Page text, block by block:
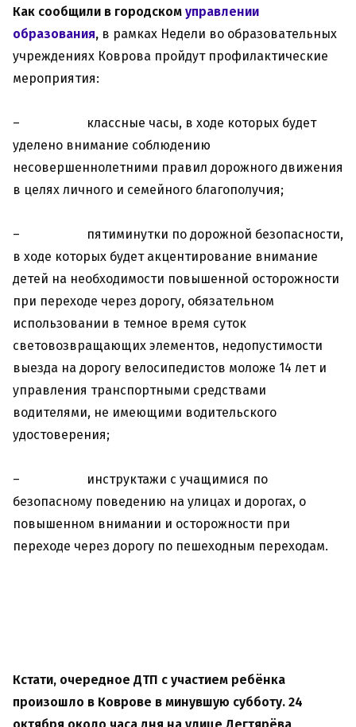
Как сообщили в городском управлении
образования, в рамках Недели во образовательных
учреждениях Коврова пройдут профилактические
мероприятия:
– классные часы, в ходе которых будет
уделено внимание соблюдению
несовершеннолетними правил дорожного движения
в целях личного и семейного благополучия;
– пятиминутки по дорожной безопасности,
в ходе которых будет акцентирование внимание
детей на необходимости повышенной осторожности
при переходе через дорогу, обязательном
использовании в темное время суток
световозвращающих элементов, недопустимости
выезда на дорогу велосипедистов моложе 14 лет и
управления транспортными средствами
водителями, не имеющими водительского
удостоверения;
– инструктажи с учащимися по
безопасному поведению на улицах и дорогах, о
повышенном внимании и осторожности при
переходе через дорогу по пешеходным переходам.
Кстати, очередное ДТП с участием ребёнка
произошло в Коврове в минувшую субботу. 24